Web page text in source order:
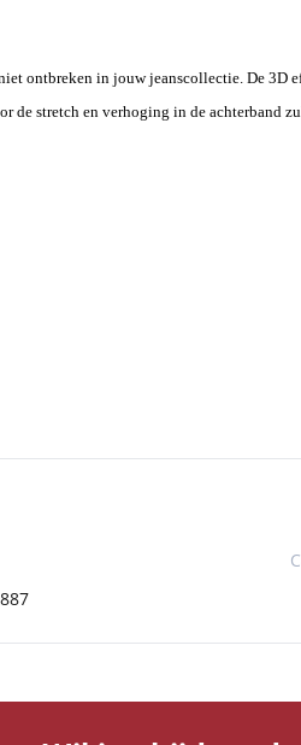
ontbreken in jouw jeanscollectie. De
de stretch en verhoging in de achterband